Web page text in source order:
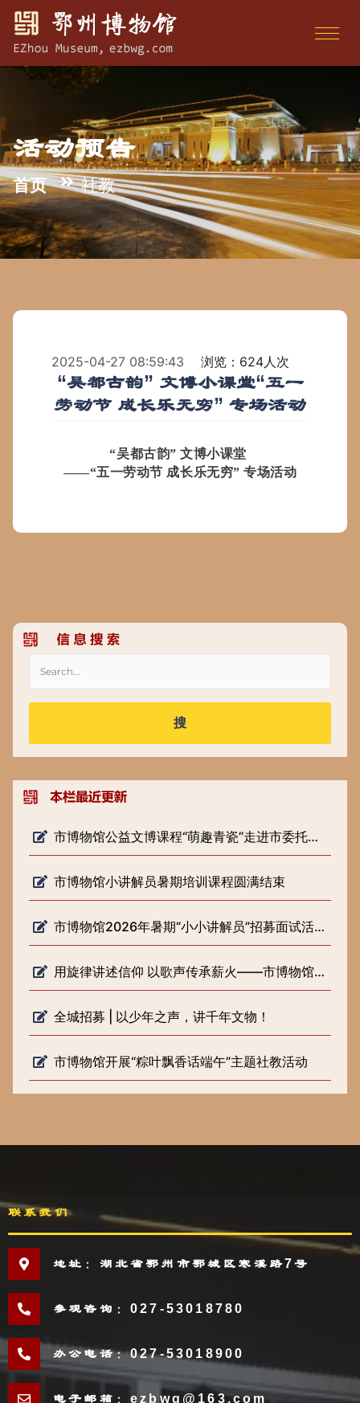
活动预告
首页 社教
2025-04-27 08:59:43 浏览：624人次
“吴都古韵” 文博小课堂“五一
劳动节 成长乐无穷” 专场活动
“吴都古韵” 文博小课堂
——“五一劳动节 成长乐无穷” 专场活动
搜
市博物馆公益文博课程“萌趣青瓷”走进市委托管课堂
市博物馆小讲解员暑期培训课程圆满结束
市博物馆2026年暑期“小小讲解员”招募面试活动圆满落幕
用旋律讲述信仰 以歌声传承薪火——市博物馆开展《歌声里的长征路》 微宣讲活动
全城招募 | 以少年之声，讲千年文物！
市博物馆开展“粽叶飘香话端午”主题社教活动
联系我们
地址：湖北省鄂州市鄂城区寒溪路7号
参观咨询：027-53018780
办公电话：027-53018900
电子邮箱：ezbwg@163.com